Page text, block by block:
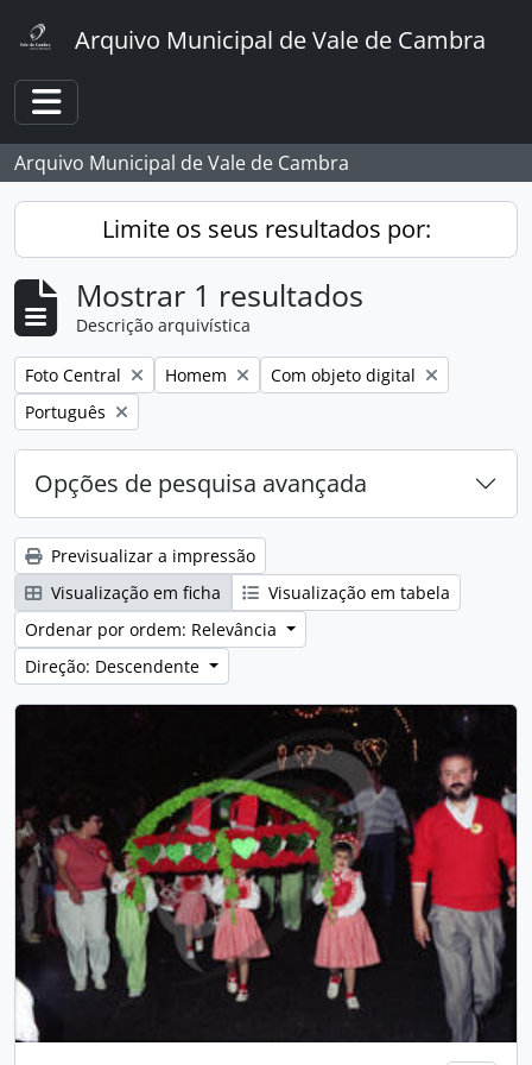
Arquivo Municipal de Vale de Cambra
Toggle navigation
Arquivo Municipal de Vale de Cambra
Limite os seus resultados por:
Mostrar 1 resultados
Descrição arquivística
Remover filtro:
Foto Central Remover filtro:
Homem Remover filtro:
Com objeto digital
Remover filtro:
Português
Opções de pesquisa avançada
Previsualizar a impressão
Visualização em ficha
Visualização em tabela
Ordenar por ordem: Relevância
Direção: Descendente